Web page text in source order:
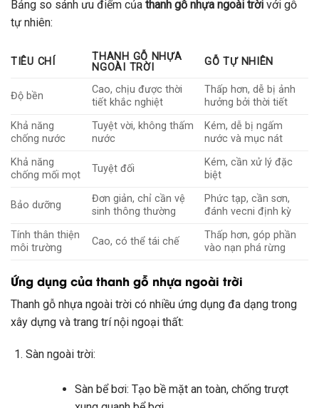
Bảng so sánh ưu điểm của thanh gỗ nhựa ngoài trời với gỗ
tự nhiên:
TIÊU CHÍ
THANH GỖ NHỰA
NGOÀI TRỜI
GỖ TỰ NHIÊN
Độ bền
Cao, chịu được thời
tiết khắc nghiệt
Thấp hơn, dễ bị ảnh
hưởng bởi thời tiết
Khả năng
chống nước
Tuyệt vời, không thấm
nước
Kém, dễ bị ngấm
nước và mục nát
Khả năng
chống mối mọt
Tuyệt đối
Kém, cần xử lý đặc
biệt
Bảo dưỡng
Đơn giản, chỉ cần vệ
sinh thông thường
Phức tạp, cần sơn,
đánh vecni định kỳ
Tính thân thiện
môi trường
Cao, có thể tái chế
Thấp hơn, góp phần
vào nạn phá rừng
Ứng dụng của thanh gỗ nhựa ngoài trời
Thanh gỗ nhựa ngoài trời có nhiều ứng dụng đa dạng trong
xây dựng và trang trí nội ngoại thất:
Sàn ngoài trời:
Sàn bể bơi: Tạo bề mặt an toàn, chống trượt